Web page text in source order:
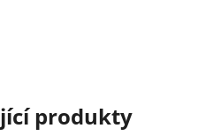
produkty